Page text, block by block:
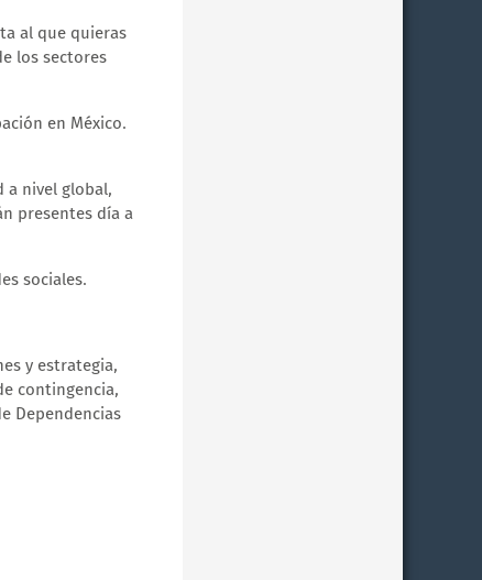
al que quieras
los sectores
en México.
a nivel global,
presentes día a
sociales.
y estrategia,
contingencia,
Dependencias